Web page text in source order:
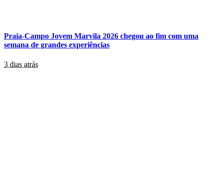
Praia-Campo Jovem Marvila 2026 chegou ao fim com uma
semana de grandes experiências
3 dias atrás